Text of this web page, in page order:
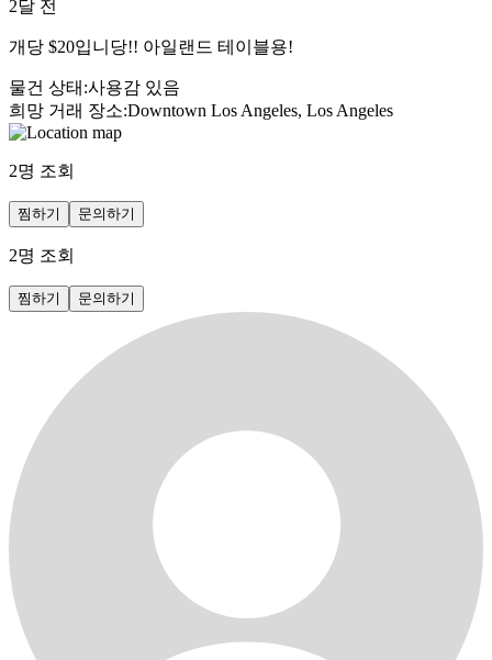
2달 전
개당 $20입니당!! 아일랜드 테이블용!
물건 상태 :사용감 있음
희망 거래 장소:Downtown Los Angeles, Los Angeles
2명 조회
찜하기 문의하기
2명 조회
찜하기 문의하기